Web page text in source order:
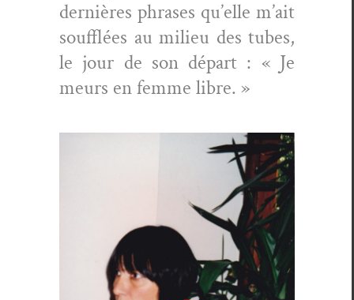
dernières phras­es qu’elle m’ait
souf­flées au milieu des tubes,
le jour de son départ : « Je
meurs en femme libre. »